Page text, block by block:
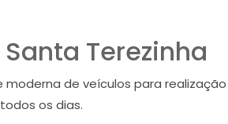
Terezinha
de veículos para
os dias.